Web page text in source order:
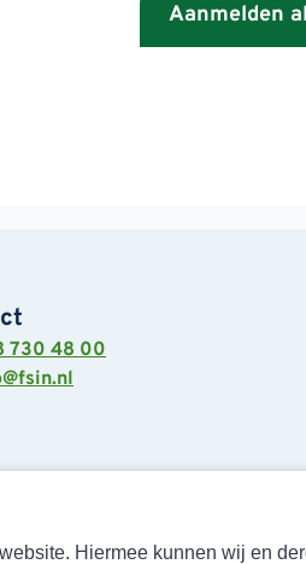
Hiermee kunnen wij en
Aanmelden
730 48 00